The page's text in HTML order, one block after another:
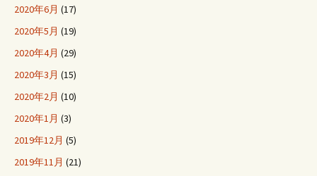
2020年6月 (17)
2020年5月 (19)
2020年4月 (29)
2020年3月 (15)
2020年2月 (10)
2020年1月 (3)
2019年12月 (5)
2019年11月 (21)